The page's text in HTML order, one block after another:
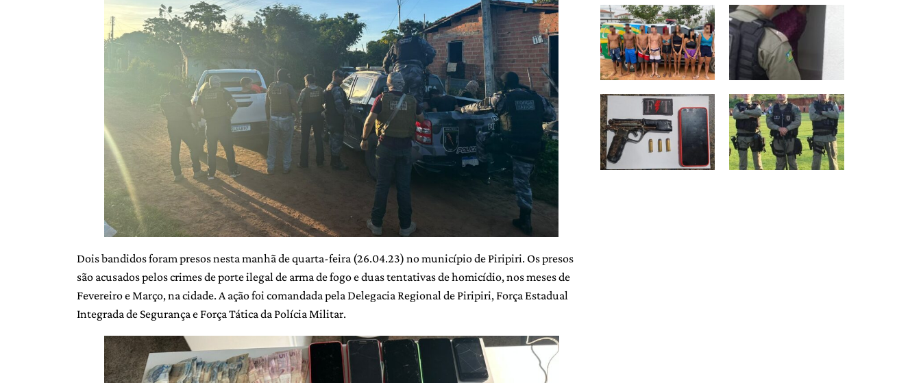
Dois bandidos foram presos nesta manhã de quarta-feira (26.04.23) no município de Piripiri. Os presos
são acusados pelos crimes de porte ilegal de arma de fogo e duas tentativas de homicídio, nos meses de
Fevereiro e Março, na cidade. A ação foi comandada pela Delegacia Regional de Piripiri, Força Estadual
Integrada de Segurança e Força Tática da Polícia Militar.